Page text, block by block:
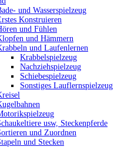
und Wasserspielzeug
Konstruieren
und Fühlen
und Hämmern
und Laufenlernen
Krabbelspielzeug
Nachziehspielzeug
Schiebespielzeug
Sonstiges Lauflernspielzeug
usw, Steckenpferde
und Zuordnen
und Stecken